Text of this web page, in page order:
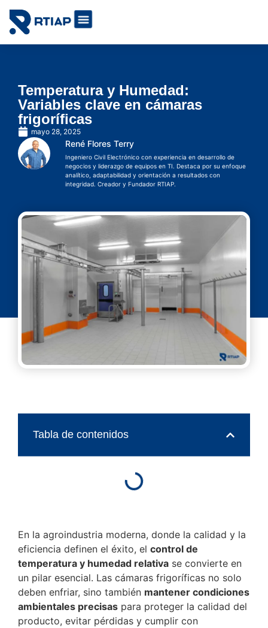
Temperatura y Humedad:
Variables clave en cámaras
frigoríficas
mayo 28, 2025
René Flores Terry
Ingeniero Civil Electrónico con experiencia en desarrollo de
negocios y liderazgo de equipos en TI. Destaca por su enfoque
analítico, adaptabilidad y orientación a resultados con
integridad. Creador y Fundador RTIAP.
Tabla de contenidos
En la agroindustria moderna, donde la calidad y la
eficiencia definen el éxito, el control de
temperatura y humedad relativa se convierte en
un pilar esencial. Las cámaras frigoríficas no solo
deben enfriar, sino también mantener condiciones
ambientales precisas para proteger la calidad del
producto, evitar pérdidas y cumplir con